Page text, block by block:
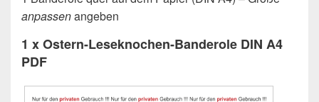
anpassenangeben
1 xOstern-Leseknochen-Banderole DIN A4
PDF